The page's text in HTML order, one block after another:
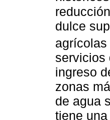
dulce
servicios
ingreso
zonas
de agua
tiene